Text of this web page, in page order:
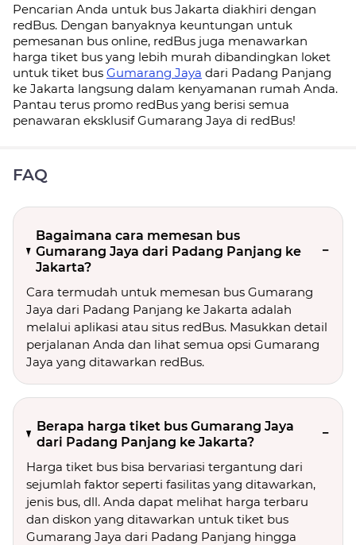
Pencarian Anda untuk bus Jakarta diakhiri dengan
redBus. Dengan banyaknya keuntungan untuk
pemesanan bus online, redBus juga menawarkan
harga tiket bus yang lebih murah dibandingkan loket
untuk tiket bus Gumarang Jaya dari Padang Panjang
ke Jakarta langsung dalam kenyamanan rumah Anda.
Pantau terus promo redBus yang berisi semua
penawaran eksklusif Gumarang Jaya di redBus!
FAQ
Bagaimana cara memesan bus
Gumarang Jaya dari Padang Panjang ke
Jakarta?
Cara termudah untuk memesan bus Gumarang
Jaya dari Padang Panjang ke Jakarta adalah
melalui aplikasi atau situs redBus. Masukkan detail
perjalanan Anda dan lihat semua opsi Gumarang
Jaya yang ditawarkan redBus.
Berapa harga tiket bus Gumarang Jaya
dari Padang Panjang ke Jakarta?
Harga tiket bus bisa bervariasi tergantung dari
sejumlah faktor seperti fasilitas yang ditawarkan,
jenis bus, dll. Anda dapat melihat harga terbaru
dan diskon yang ditawarkan untuk tiket bus
Gumarang Jaya dari Padang Panjang hingga